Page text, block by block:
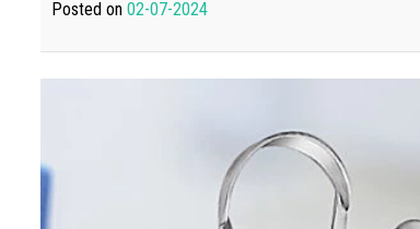
Posted on 02-07-2024